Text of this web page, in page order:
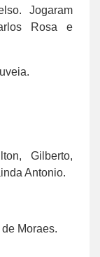
Jogaram
Rosa e
Gilberto,
Antonio.
Moraes.